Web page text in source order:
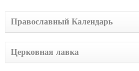
Православный Календарь
Церковная лавка